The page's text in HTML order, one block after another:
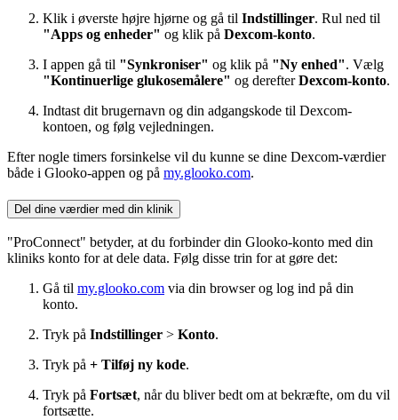
Klik i øverste højre hjørne og gå til Indstillinger. Rul ned til
"Apps og enheder" og klik på Dexcom-konto.
I appen gå til "Synkroniser" og klik på "Ny enhed". Vælg
"Kontinuerlige glukosemålere" og derefterDexcom-konto.
Indtast dit brugernavn og din adgangskode til Dexcom-
kontoen, og følg vejledningen.
Efter nogle timers forsinkelse vil du kunne se dine Dexcom-værdier
både i Glooko-appen og på my.glooko.com.
Del dine værdier med din klinik
"ProConnect" betyder, at du forbinder din Glooko-konto med din
kliniks konto for at dele data. Følg disse trin for at gøre det:
Gå til my.glooko.com via din browser og log ind på din
konto.
Tryk på Indstillinger > Konto.
Tryk på + Tilføj ny kode.
Tryk på Fortsæt, når du bliver bedt om at bekræfte, om du vil
fortsætte.